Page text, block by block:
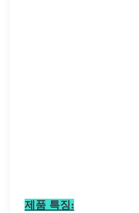
제품 특징: